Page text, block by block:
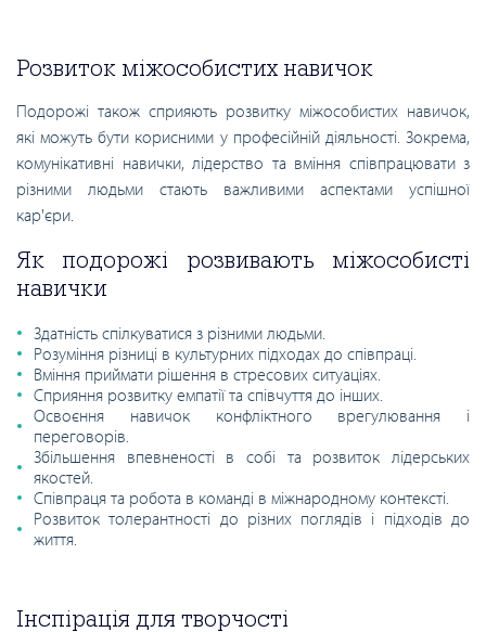
Розвиток міжособистих навичок
Подорожі також сприяють розвитку міжособистих навичок,
які можуть бути корисними у професійній діяльності. Зокрема,
комунікативні навички, лідерство та вміння співпрацювати з
різними людьми стають важливими аспектами успішної
кар'єри.
Як подорожі розвивають міжособисті
навички
Здатність спілкуватися з різними людьми.
Розуміння різниці в культурних підходах до співпраці.
Вміння приймати рішення в стресових ситуаціях.
Сприяння розвитку емпатії та співчуття до інших.
Освоєння навичок конфліктного врегулювання і
переговорів.
Збільшення впевненості в собі та розвиток лідерських
якостей.
Співпраця та робота в команді в міжнародному контексті.
Розвиток толерантності до різних поглядів і підходів до
життя.
Інспірація для творчості